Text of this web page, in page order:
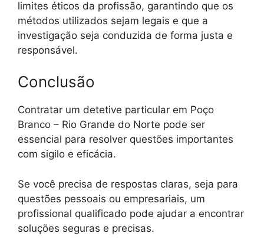
limites éticos da profissão, garantindo que os
métodos utilizados sejam legais e que a
investigação seja conduzida de forma justa e
responsável.
Conclusão
Contratar um detetive particular em Poço
Branco – Rio Grande do Norte pode ser
essencial para resolver questões importantes
com sigilo e eficácia.
Se você precisa de respostas claras, seja para
questões pessoais ou empresariais, um
profissional qualificado pode ajudar a encontrar
soluções seguras e precisas.